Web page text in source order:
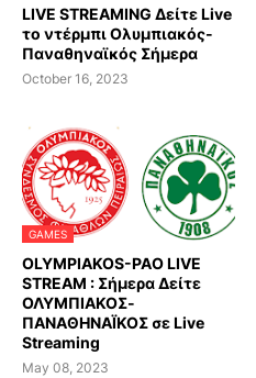
LIVE STREAMING Δείτε Live
το ντέρμπι Ολυμπιακός-
Παναθηναϊκός Σήμερα
October 16, 2023
GAMES
OLYMPIAKOS-PAO LIVE
STREAM : Σήμερα Δείτε
ΟΛΥΜΠΙΑΚΟΣ-
ΠΑΝΑΘΗΝΑΪΚΟΣ σε Live
Streaming
May 08, 2023